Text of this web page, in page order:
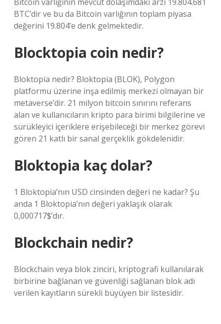
BTC’dir ve bu da Bitcoin varlığının toplam piyasa
değerini 19.804’e denk gelmektedir.
Blocktopia coin nedir?
Bloktopia nedir? Bloktopia (BLOK), Polygon
platformu üzerine inşa edilmiş merkezi olmayan bir
metaverse’dir. 21 milyon bitcoin sınırını referans
alan ve kullanıcıların kripto para birimi bilgilerine ve
sürükleyici içeriklere erişebileceği bir merkez görevi
gören 21 katlı bir sanal gerçeklik gökdelenidir.
Bloktopia kaç dolar?
1 Bloktopia’nın USD cinsinden değeri ne kadar? Şu
anda 1 Bloktopia’nın değeri yaklaşık olarak
0,000717$’dır.
Blockchain nedir?
Blockchain veya blok zinciri, kriptografi kullanılarak
birbirine bağlanan ve güvenliği sağlanan blok adı
verilen kayıtların sürekli büyüyen bir listesidir.